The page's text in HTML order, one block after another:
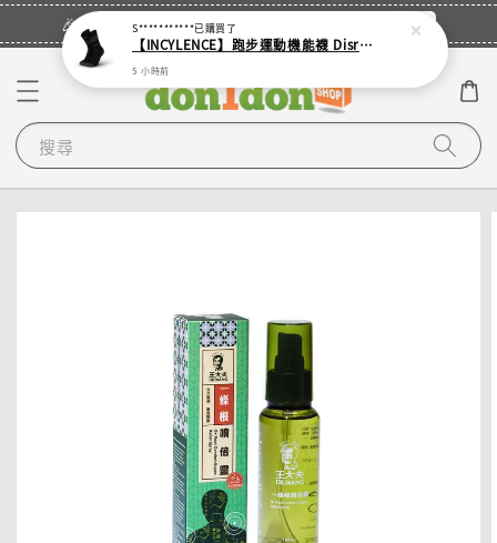
🎉登入會員・領取您的專屬折扣券！ 立即登入
搜尋
S***********已購買了
【INCYLENCE】跑步運動機能襪 Disrupts Black
5 小時前